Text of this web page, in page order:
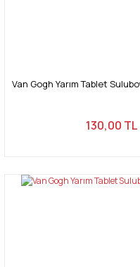
Van Gogh Yarım Tablet
130,00 TL